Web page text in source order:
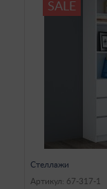
SALE
Стеллажи
Артикул: 67-317-1